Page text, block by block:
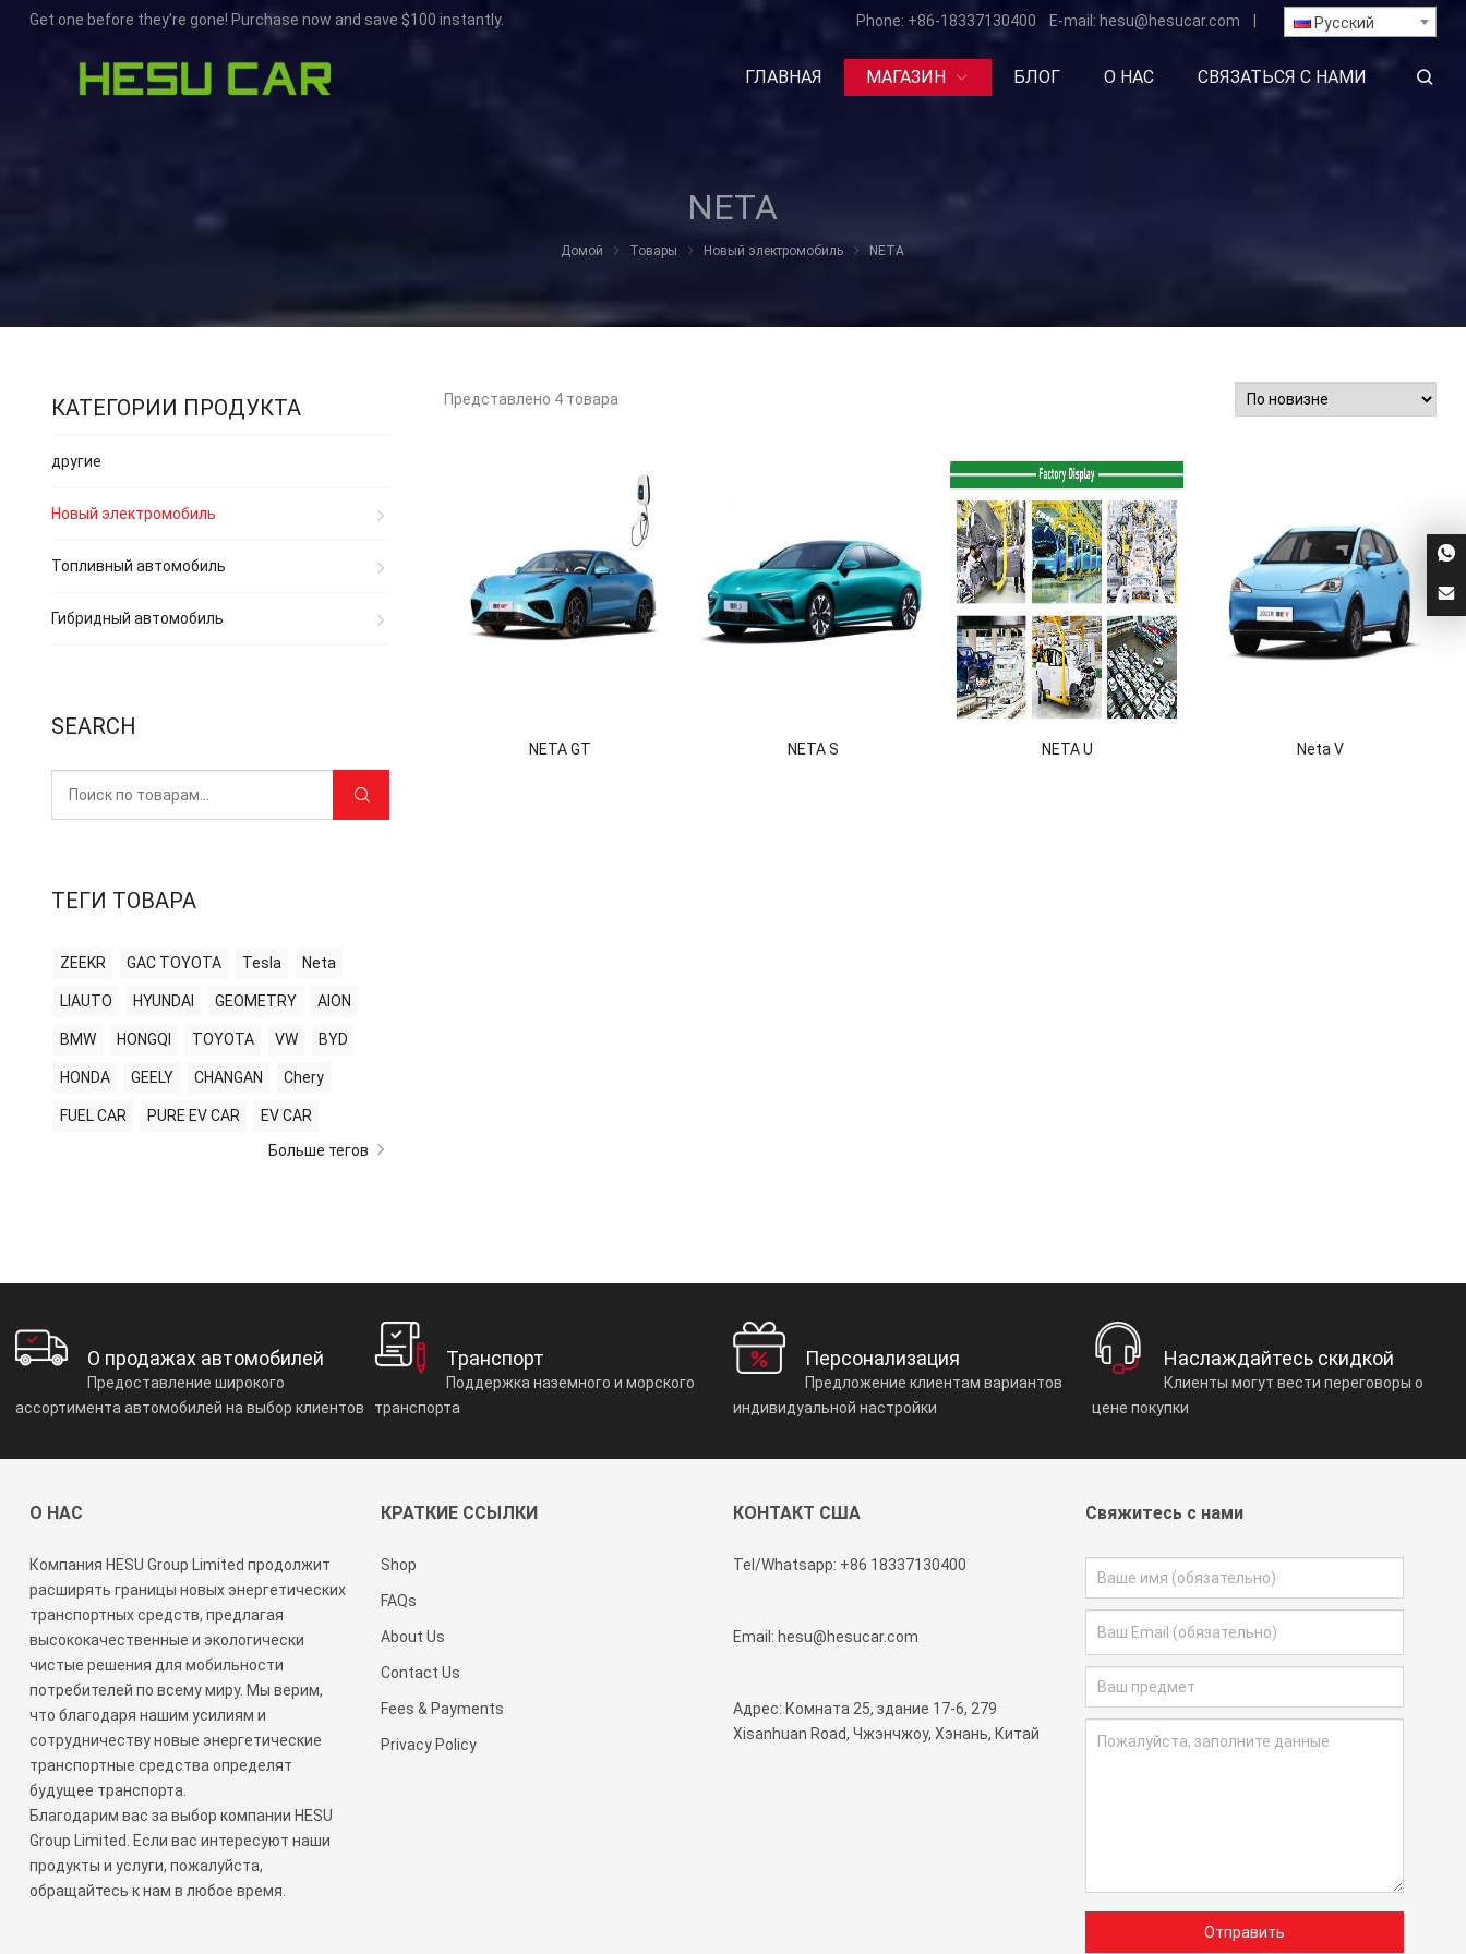
Get one before they’re gone! Purchase now and save $100 instantly. Phone: +86-18337130400 E-mail: hesu@hesucar.com Русский
ГЛАВНАЯ МАГАЗИН БЛОГ О НАС СВЯЗАТЬСЯ С НАМИ
NETA
Домой Товары Новый электромобиль NETA
Представлено 4 товара
NETA GT NETA S NETA U Neta V
КАТЕГОРИИ ПРОДУКТА
другие
Новый электромобиль
Топливный автомобиль
Гибридный автомобиль
SEARCH
ТЕГИ ТОВАРА
ZEEKR GAC TOYOTA Tesla Neta
LIAUTO HYUNDAI GEOMETRY AION
BMW HONGQI TOYOTA VW BYD
HONDA GEELY CHANGAN Chery
FUEL CAR PURE EV CAR
EV CAR
Больше тегов
О продажах автомобилей
Предоставление широкого
ассортимента автомобилей на выбор клиентов
Транспорт
Поддержка наземного и морского
транспорта
Персонализация
Предложение клиентам вариантов
индивидуальной настройки
Наслаждайтесь скидкой
Клиенты могут вести переговоры о
цене покупки
О НАС
Компания HESU Group Limited продолжит
расширять границы новых энергетических
транспортных средств, предлагая
высококачественные и экологически
чистые решения для мобильности
потребителей по всему миру. Мы верим,
что благодаря нашим усилиям и
сотрудничеству новые энергетические
транспортные средства определят
будущее транспорта.
Благодарим вас за выбор компании HESU
Group Limited. Если вас интересуют наши
продукты и услуги, пожалуйста,
обращайтесь к нам в любое время.
КРАТКИЕ ССЫЛКИ
Shop
FAQs
About Us
Contact Us
Fees & Payments
Privacy Policy
КОНТАКТ США
Tel/Whatsapp: +86 18337130400
Email: hesu@hesucar.com
Адрес: Комната 25, здание 17-6, 279
Xisanhuan Road, Чжэнчжоу, Хэнань, Китай
Свяжитесь с нами
Отправить